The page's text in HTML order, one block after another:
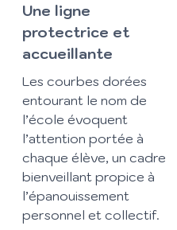
Une ligne
protectrice et
accueillante
Les courbes dorées
entourant le nom de
l’école évoquent
l’attention portée à
chaque élève, un cadre
bienveillant propice à
l’épanouissement
personnel et collectif.